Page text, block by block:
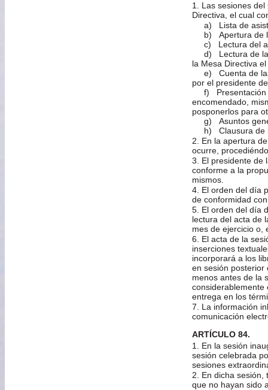
1. Las sesiones
Directiva, el cual
a) Lista de
b) Apertura de
c) Lectura del
d) Lectura de la
la Mesa Directiva
e) Cuenta de las
por el presidente
f) Presentación
encomendado,
posponerlos para
g) Asuntos
h) Clausura de
2. En la apertura
ocurre,
3. El presidente de
conforme a la
mismos.
4. El orden del día
de conformidad
5. El orden del día
lectura del acta de
mes de ejercicio o,
6. El acta de la
inserciones
incorporará a los
en sesión posterior
menos antes de la
considerablemente
entrega en los
7. La información
comunicación
ARTÍCULO 84.
1. En la sesión
sesión celebrada
sesiones
2. En dicha sesión,
que no hayan sido